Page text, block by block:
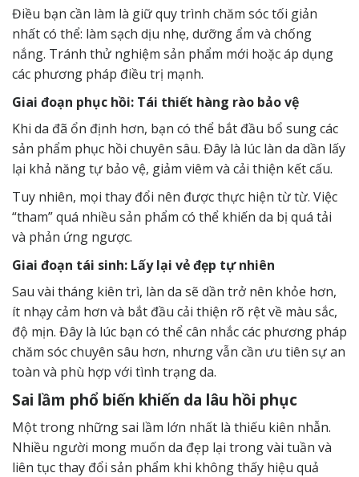
Điều bạn cần làm là giữ quy trình chăm sóc tối giản
nhất có thể: làm sạch dịu nhẹ, dưỡng ẩm và chống
nắng. Tránh thử nghiệm sản phẩm mới hoặc áp dụng
các phương pháp điều trị mạnh.
Giai đoạn phục hồi: Tái thiết hàng rào bảo vệ
Khi da đã ổn định hơn, bạn có thể bắt đầu bổ sung các
sản phẩm phục hồi chuyên sâu. Đây là lúc làn da dần lấy
lại khả năng tự bảo vệ, giảm viêm và cải thiện kết cấu.
Tuy nhiên, mọi thay đổi nên được thực hiện từ từ. Việc
“tham” quá nhiều sản phẩm có thể khiến da bị quá tải
và phản ứng ngược.
Giai đoạn tái sinh: Lấy lại vẻ đẹp tự nhiên
Sau vài tháng kiên trì, làn da sẽ dần trở nên khỏe hơn,
ít nhạy cảm hơn và bắt đầu cải thiện rõ rệt về màu sắc,
độ mịn. Đây là lúc bạn có thể cân nhắc các phương pháp
chăm sóc chuyên sâu hơn, nhưng vẫn cần ưu tiên sự an
toàn và phù hợp với tình trạng da.
Sai lầm phổ biến khiến da lâu hồi phục
Một trong những sai lầm lớn nhất là thiếu kiên nhẫn.
Nhiều người mong muốn da đẹp lại trong vài tuần và
liên tục thay đổi sản phẩm khi không thấy hiệu quả